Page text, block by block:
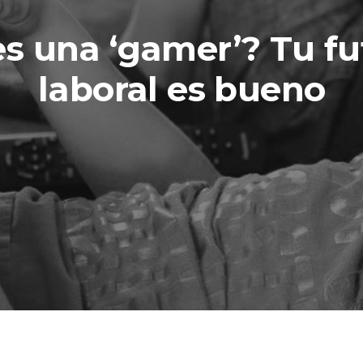
una ‘gamer’? Tu
laboral es bueno